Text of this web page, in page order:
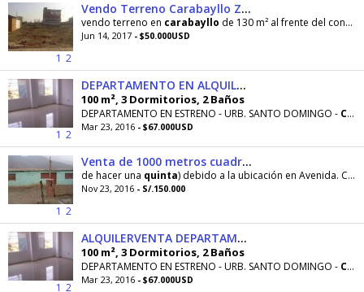
1 2
Vendo Terreno Carabayllo Zona Comercial
vendo terreno en carabayllo de 130 m² al frente del condominio Villa club 1,cuenta
Jun 14, 2017 - $50.000USD
1 2
DEPARTAMENTO EN ALQUILERVENTA CARABAYLLO
100 m², 3 Dormitorios, 2 Baños
DEPARTAMENTO EN ESTRENO - URB. SANTO DOMINGO - CARABAYLLO
Mar 23, 2016 - $67.000USD
1 2
Venta de 1000 metros cuadrados Carabayllo
de hacer una quinta) debido a la ubicación en Avenida. Cuenta con luz y proyección para instalación de agua
Nov 23, 2016 - S/.150.000
1 2
ALQUILERVENTA DEPARTAMENTO FRENTE A PARQUE URB SANTO DOMINGO
100 m², 3 Dormitorios, 2 Baños
DEPARTAMENTO EN ESTRENO - URB. SANTO DOMINGO - CARABAYLLO
Mar 23, 2016 - $67.000USD